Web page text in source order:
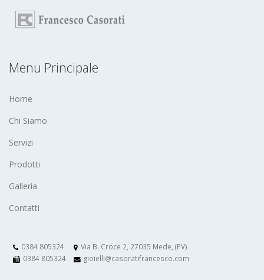
Menu Principale
Home
Chi Siamo
Servizi
Prodotti
Galleria
Contatti
0384 805324
Via B. Croce 2, 27035 Mede, (PV)
0384 805324
gioielli@casoratifrancesco.com